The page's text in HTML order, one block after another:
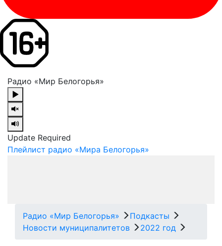
Радио «Мир Белогорья»
Update Required
Плейлист радио «Мира Белогорья»
Радио «Мир Белогорья»
Подкасты
Новости муниципалитетов
2022 год